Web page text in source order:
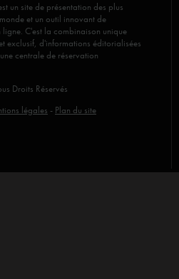
un site de présentation des plus
et un outil innovant de
ligne. C'est la combinaison unique
exclusif, d'informations éditorialisées
centrale de réservation
Droits Réservés
légales - Plan du site